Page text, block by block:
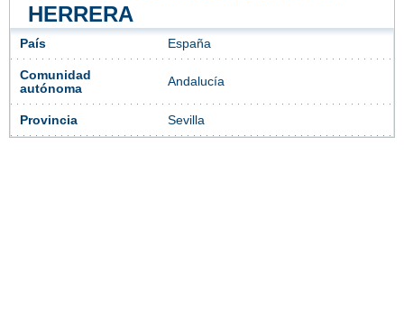
HERRERA
País España
Comunidad
autónoma
Andalucía
Provincia Sevilla